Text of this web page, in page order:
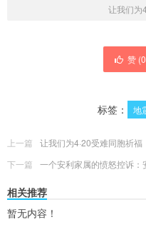
让我们为
赞 (0
标签： 地
上一篇
让我们为4·20受难同胞祈福
下一篇
一个安利家属的愤怒控诉
相关推荐
暂无内容！